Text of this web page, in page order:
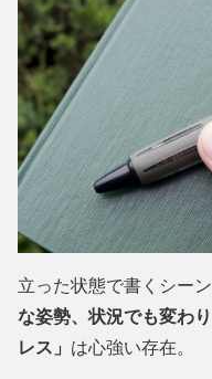
立った状態で書くシー
な姿勢、状況でも変わ
レス」 は心強い存在。